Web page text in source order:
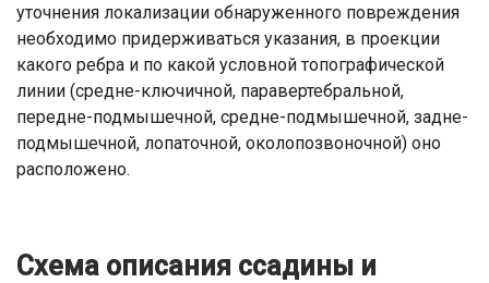
уточнения локализации обнаруженного повреждения
необходимо придерживаться указания, в проекции
какого ребра и по какой условной топографической
линии (средне-ключичной, паравертебральной,
передне-подмышечной, средне-подмышечной, задне-
подмышечной, лопаточной, околопозвоночной) оно
расположено.
Схема описания ссадины и